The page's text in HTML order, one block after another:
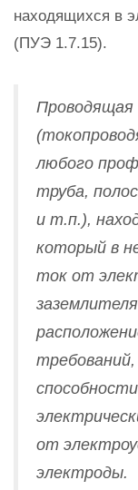
находящихся в
(ПУЭ 1.7.15).
Проводящая
любого
труба,
и т.п.),
который в
ток от
от
электроды.